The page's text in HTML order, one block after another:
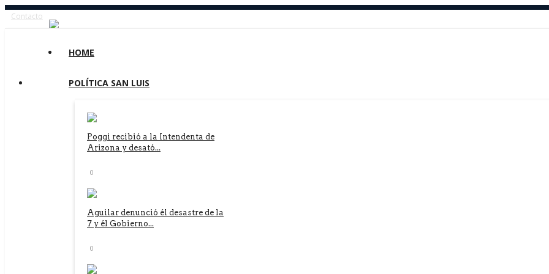
Contacto
HOME
POLÍTICA SAN LUIS
Poggi recibió a la Intendenta de
Arizona y desató...
0
Aguilar denunció él desastre de la
7 y él Gobierno...
0